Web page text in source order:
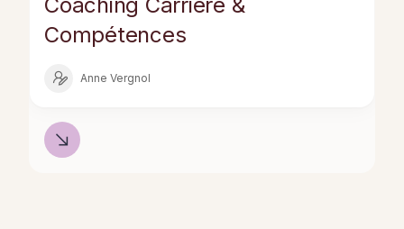
Compétences
Anne Vergnol